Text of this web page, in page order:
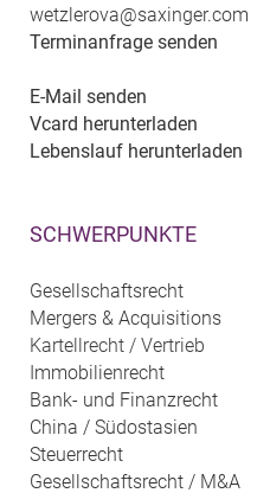
wetzlerova@saxinger.com
Terminanfrage senden
E-Mail senden
Vcard herunterladen
Lebenslauf herunterladen
SCHWERPUNKTE
Gesellschaftsrecht
Mergers & Acquisitions
Kartellrecht / Vertrieb
Immobilienrecht
Bank- und Finanzrecht
China / Südostasien
Steuerrecht
Gesellschaftsrecht / M&A